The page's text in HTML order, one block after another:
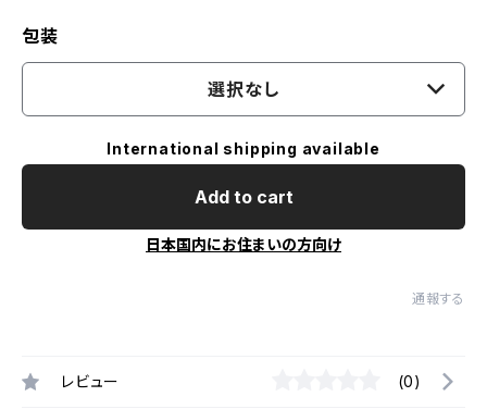
包装
選択なし
International shipping available
Add to cart
日本国内にお住まいの方向け
通報する
レビュー (0)